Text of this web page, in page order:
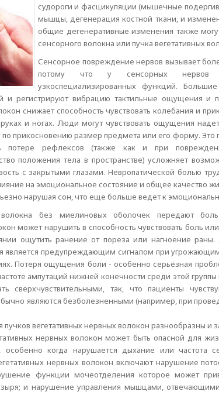
судороги и фасцикуляции (мышечные
мышцы, дегенерация костной ткани, и
общие дегенеративные изменения также
сенсорного волокна или пучка вегетативных
Сенсорное повреждение нервов вызывает
потому что у сенсорных нервов
узкоспециализированных функций.
и регистрируют вибрацию тактильные ощущения и
снижает способность чувствовать колебания и
и ногах. Люди могут чувствовать ощущения
прикосновению размер предмета или его форму.
потере рефлексов (также как и при
положения тела в пространстве) усложняет
с закрытыми глазами. Невропатической болью
на эмоциональное состояние и общее качество
нарушая сон, что еще больше ведет к
без миелиновых оболочек передают
может нарушить в способность чувствовать боль
ощутить ранение от пореза или нагноение
является предупреждающим сигналом при
Потеря ощущения боли - особенно серьёзная
ампутаций нижней конечности среди этой
сверхчувствительными, так, что пациенты
являются безболезненными (например, при
вегетативных нервных волокон разнообразны и
нервных волокон может быть опасной для
когда нарушается дыхание или частота
нервных волокон включают нарушение
функции мочеотделения которое может
и нарушение управления мышцами,